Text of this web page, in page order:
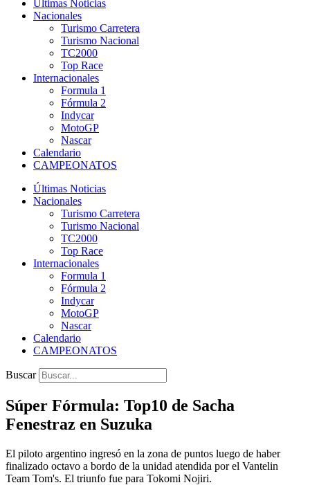
Últimas Noticias
Nacionales
Turismo Carretera
Turismo Nacional
TC2000
Top Race
Internacionales
Formula 1
Fórmula 2
Indycar
MotoGP
Nascar
Calendario
CAMPEONATOS
Últimas Noticias
Nacionales
Turismo Carretera
Turismo Nacional
TC2000
Top Race
Internacionales
Formula 1
Fórmula 2
Indycar
MotoGP
Nascar
Calendario
CAMPEONATOS
Buscar
Súper Fórmula: Top10 de Sacha
Fenestraz en Suzuka
El piloto argentino ingresó en la zona de puntos luego de haber
finalizado octavo a bordo de la unidad atendida por el Vantelin
Team Tom's. El triunfo fue para Tokomi Nojiri.